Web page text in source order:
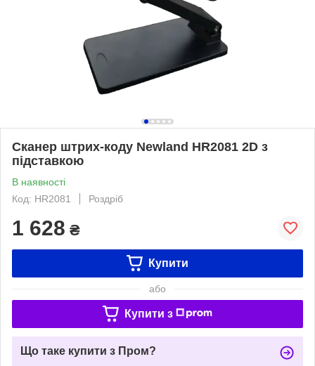
Сканер штрих-коду Newland HR2081 2D з
підставкою
В наявності
Код: HR2081
Роздріб
1 628 ₴
Купити
або
Купити з
Що таке купити з Пром?